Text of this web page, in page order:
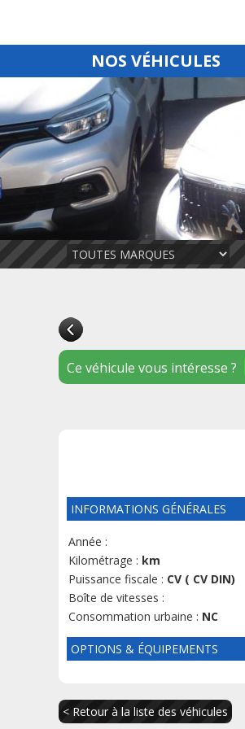
NOS VÉHICULES
Ce véhicule vous intéresse ?
INFORMATIONS GÉNÉRALES
Année :
Kilométrage : km
Puissance fiscale : CV ( CV DIN)
Boîte de vitesses :
Consommation urbaine : NC
OPTIONS & ÉQUIPEMENTS
< Retour à la liste des véhicules